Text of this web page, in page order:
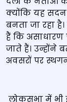
क्योंकि यह
बनता जा रहा
हैं कि असाधारण
जाते हैं। उन्होंने
अवसरों पर
लोकसभा में भी